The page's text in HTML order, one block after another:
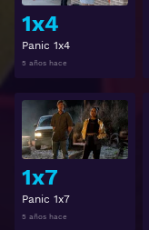
1x4
Panic 1x4
5 años hace
1x7
Panic 1x7
5 años hace